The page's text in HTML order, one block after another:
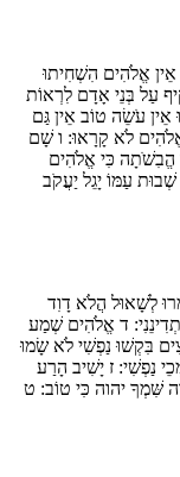
אֱלֹהִים הִשְׁחִיתוּ
עַל בְּנֵי אָדָם לִרְאוֹת
אֵין עֹשֵׂה טוֹב אֵין גַּם
לֹא קָרָאוּ: ו שָׁם
הֱבִשֹׁתָה כִּי אֱלֹהִים
עַמּוֹ יָגֵל יַעֲקֹב
לְשָׁאוּל הֲלֹא דָוִד
ד אֱלֹהִים שְׁמַע
בִּקְשׁוּ נַפְשִׁי לֹא שָׂמוּ
נַפְשִׁי: ז יָשִׁיב הָרַע
שִּׁמְךָ יהוה כִּי טוֹב: ט